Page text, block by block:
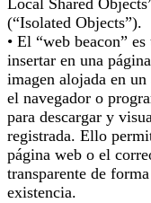
Local Shared
(“Isolated Objects”).
• El “web beacon”
insertar en una
imagen alojada en
el navegador o
para descargar y
registrada. Ello
página web o el
transparente de
existencia.